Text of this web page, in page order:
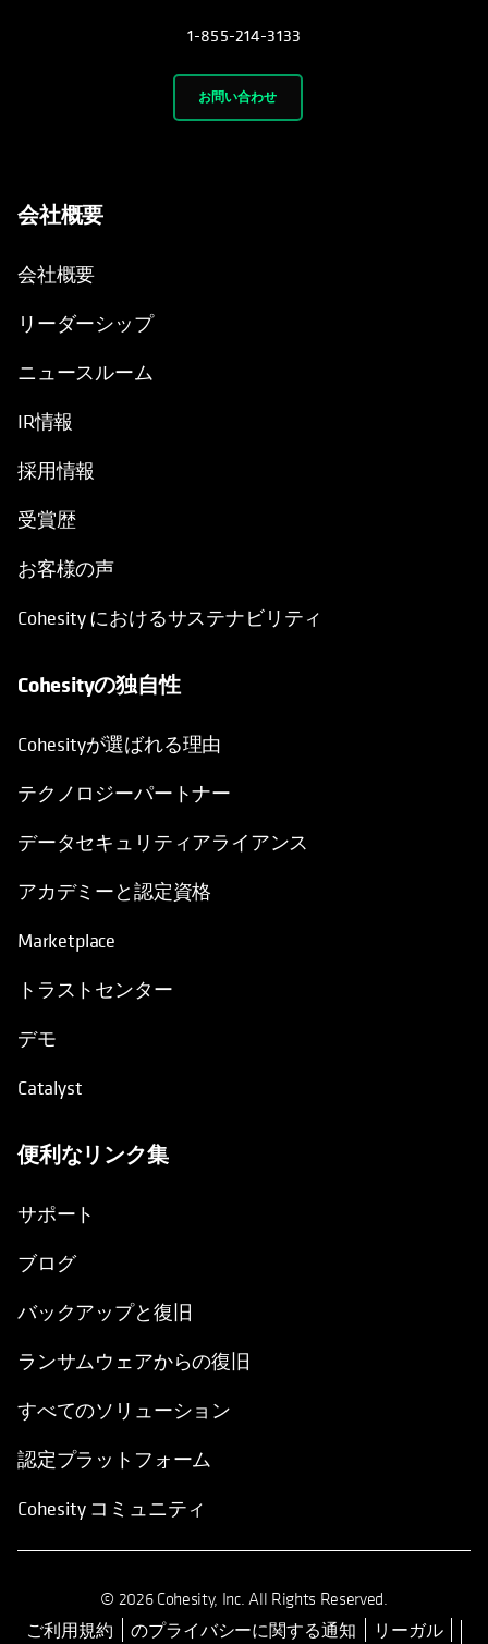
1-855-214-3133
お問い合わせ
会社概要
会社概要
リーダーシップ
ニュースルーム
IR情報
採用情報
受賞歴
お客様の声
Cohesity におけるサステナビリティ
Cohesityの独自性
Cohesityが選ばれる理由
テクノロジーパートナー
データセキュリティアライアンス
アカデミーと認定資格
Marketplace
トラストセンター
デモ
Catalyst
便利なリンク集
サポート
ブログ
バックアップと復旧
ランサムウェアからの復旧
すべてのソリューション
認定プラットフォーム
Cohesity コミュニティ
© 2026 Cohesity, Inc. All Rights Reserved.
ご利用規約 新しいタブで開く
のプライバシーに関する通知
リーガル